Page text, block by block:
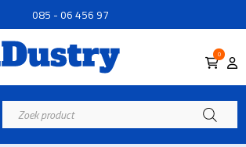
085 - 06 456 97
0
Producten
zoeken